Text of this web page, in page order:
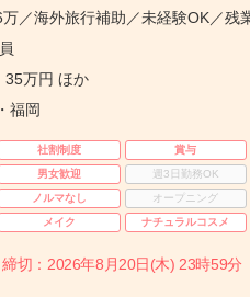
万／海外旅行補助／未経験OK／残
35万円 ほか
福岡
社割制度 賞与
男女歓迎 週3日勤務OK
ノルマなし オープニング
メイク ナチュラルコスメ
締切：2026年8月20日(木) 23時59分